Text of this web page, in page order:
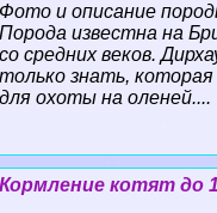
Фото и описание
Порода известна на
со средних веков.
только знать, которая
для охоты на оленей....
Кормление котят до